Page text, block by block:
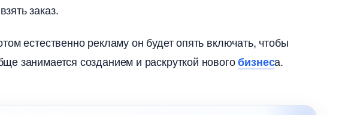
заказ.
естественно рекламу он будет опять включать, чтобы
занимается созданием и раскруткой новогоизнеса.